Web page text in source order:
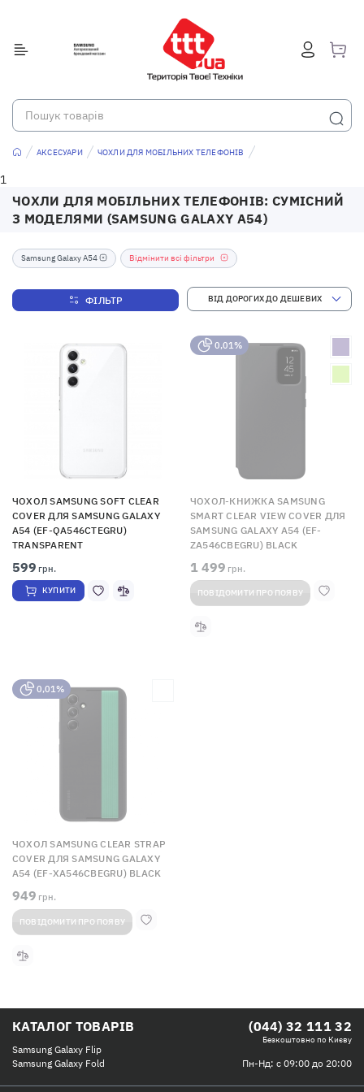
АКСЕСУАРИ ЧОХЛИ ДЛЯ МОБІЛЬНИХ ТЕЛЕФОНІВ
1
ЧОХЛИ ДЛЯ МОБІЛЬНИХ ТЕЛЕФОНІВ: СУМІСНИЙ
З МОДЕЛЯМИ (SAMSUNG GALAXY A54)
ЧОХОЛ SAMSUNG SOFT CLEAR
COVER ДЛЯ SAMSUNG GALAXY
A54 (EF-QA546CTEGRU)
TRANSPARENT
599 грн.
КУПИТИ
0,01%
ЧОХОЛ-КНИЖКА SAMSUNG
SMART CLEAR VIEW COVER ДЛЯ
SAMSUNG GALAXY A54 (EF-
ZA546CBEGRU) BLACK
1 499 грн.
ПОВІДОМИТИ ПРО ПОЯВУ
0,01%
ЧОХОЛ SAMSUNG CLEAR STRAP
COVER ДЛЯ SAMSUNG GALAXY
A54 (EF-XA546CBEGRU) BLACK
949 грн.
ПОВІДОМИТИ ПРО ПОЯВУ
Samsung Galaxy A54 Відмінити всі фільтри
ФІЛЬТР
КАТАЛОГ ТОВАРІВ
Samsung Galaxy Flip
Samsung Galaxy Fold
(044) 32 111 32
Безкоштовно по Києву
Пн-Нд: с 09:00 до 20:00